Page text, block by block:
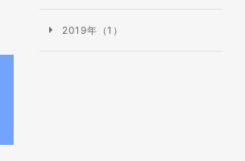
2019年（1）